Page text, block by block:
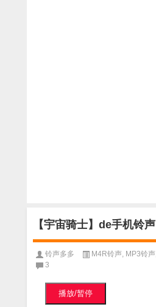
【宇宙骑士】de手机铃声
铃声多多 M4R铃声 MP3铃声
3
播放/暂停